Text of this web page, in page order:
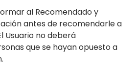
al Recomendado y
antes de recomendarle a
Usuario no deberá
que se hayan opuesto a